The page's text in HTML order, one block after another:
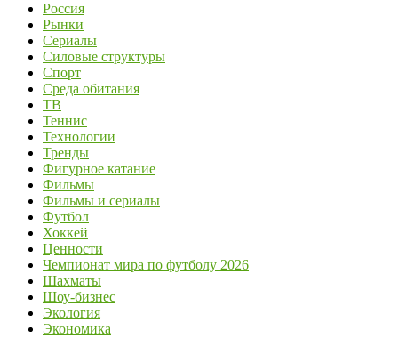
Россия
Рынки
Сериалы
Силовые структуры
Спорт
Среда обитания
ТВ
Теннис
Технологии
Тренды
Фигурное катание
Фильмы
Фильмы и сериалы
Футбол
Хоккей
Ценности
Чемпионат мира по футболу 2026
Шахматы
Шоу-бизнес
Экология
Экономика